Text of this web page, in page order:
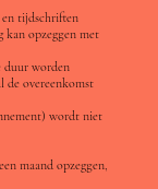
en tijdschriften
kan opzeggen met
duur worden
de overeenkomst
wordt niet
maand opzeggen,